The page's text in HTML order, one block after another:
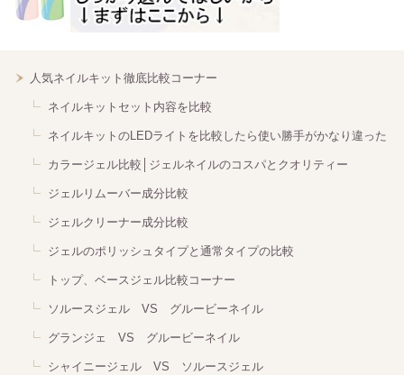
人気ネイルキット徹底比較コーナー
ネイルキットセット内容を比較
ネイルキットのLEDライトを比較したら使い勝手がかなり違った
カラージェル比較│ジェルネイルのコスパとクオリティー
ジェルリムーバー成分比較
ジェルクリーナー成分比較
ジェルのポリッシュタイプと通常タイプの比較
トップ、ベースジェル比較コーナー
ソルースジェル VS グルービーネイル
グランジェ VS グルービーネイル
シャイニージェル VS ソルースジェル